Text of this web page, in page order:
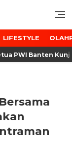
LIFESTYLE
PWI Banten